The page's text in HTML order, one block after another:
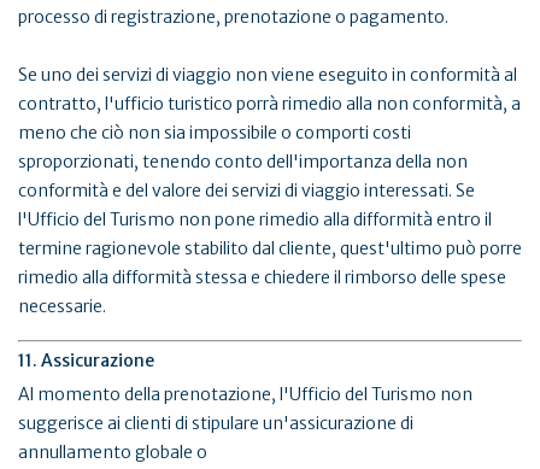
processo di registrazione, prenotazione o pagamento.
Se uno dei servizi di viaggio non viene eseguito in conformità al
contratto, l'ufficio turistico porrà rimedio alla non conformità, a
meno che ciò non sia impossibile o comporti costi
sproporzionati, tenendo conto dell'importanza della non
conformità e del valore dei servizi di viaggio interessati. Se
l'Ufficio del Turismo non pone rimedio alla difformità entro il
termine ragionevole stabilito dal cliente, quest'ultimo può porre
rimedio alla difformità stessa e chiedere il rimborso delle spese
necessarie.
11. Assicurazione
Al momento della prenotazione, l'Ufficio del Turismo non
suggerisce ai clienti di stipulare un'assicurazione di
annullamento globale o